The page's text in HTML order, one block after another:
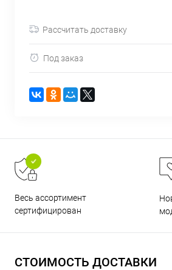
Рассчитать доставку
Под заказ
Весь ассортимент
сертифицирован
СТОИМОСТЬ ДОСТАВКИ
8 800 302-02-